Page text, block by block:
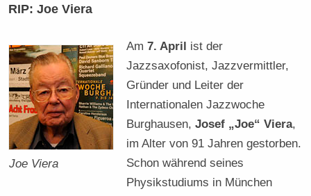
RIP: Joe Viera
Joe Viera
Am7. April ist der
Jazzsaxofonist, Jazzvermittler,
Gründer und Leiter der
Internationalen Jazzwoche
Burghausen,Josef „Joe“ Viera,
im Alter von 91 Jahren gestorben.
Schon während seines
Physikstudiums in München